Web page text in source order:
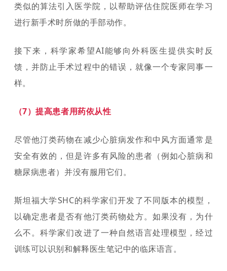
类似的算法引入医学院，以帮助评估住院医师在学习
进行新手术时所做的手部动作。
接下来，科学家希望AI能够向外科医生提供实时反
馈，并防止手术过程中的错误，就像一个专家同事一
样。
（7）提高患者用药依从性
尽管他汀类药物在减少心脏病发作和中风方面通常是
安全有效的，但是许多有风险的患者（例如心脏病和
糖尿病患者）并没有服用它们。
斯坦福大学SHC的科学家们开发了不同版本的模型，
以确定患者是否有他汀类药物处方。如果没有，为什
么不。科学家们改进了一种自然语言处理模型，经过
训练可以识别和解释医生笔记中的临床语言。